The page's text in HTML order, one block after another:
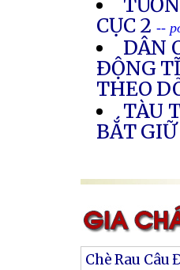
CỤC 2 --
DÂN
ÐỘNG
THEO
TÀU
BẮT
Chè Rau Câu